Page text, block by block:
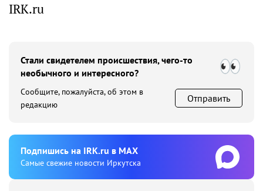
IRK.ru
Стали свидетелем происшествия, чего-то
необычного и интересного?
Сообщите, пожалуйста, об этом в
редакцию
Отправить
Подпишиcь на IRK.ru в MAX
Cамые свежие новости Иркутска